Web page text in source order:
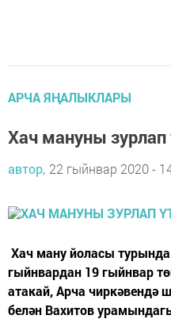
АРЧА ЯҢАЛЫКЛАРЫ
Хач мануны зурлап
автор, 22 гыйнвар 2020 -
Хач ману йоласы
гыйнвардан 19 гыйнвар
атакай, Арча чиркәвендә
белән Вахитов